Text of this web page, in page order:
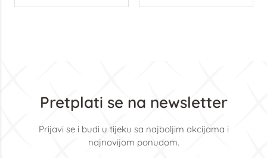
Pretplati se na newsletter
Prijavi se i budi u tijeku sa najboljim akcijama i
najnovijom ponudom.